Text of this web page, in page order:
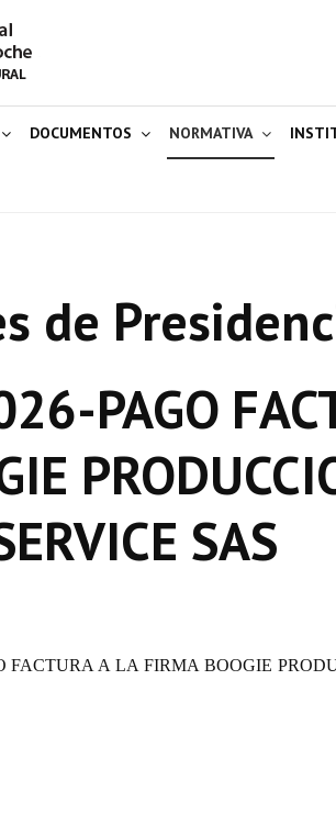
DOCUMENTOS NORMATIVA
de
PAGO
SAS
FACTURA A LA FIRMA BOOGIE